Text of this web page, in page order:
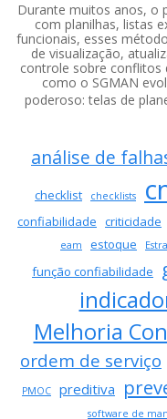
Durante muitos anos, o
com planilhas, listas
funcionais, esses
de visualização,
controle sobre conflitos
como o SGMAN
poderoso: telas de
análise de
checklist checklists
confiabilidade criticidade
eam estoque
função confiabilidade
Melhoria
ordem de serviço
PMOC preditiva
software de